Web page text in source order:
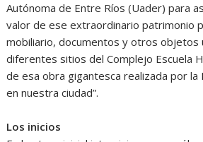
Autónoma de Entre Ríos (Uader) para
valor de ese extraordinario patrimonio
mobiliario, documentos y otros objetos
diferentes sitios del Complejo Escuela
de esa obra gigantesca realizada por la
en nuestra ciudad”.
Los inicios